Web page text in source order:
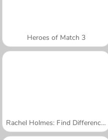
Heroes of Match 3
Rachel Holmes: Find Differences